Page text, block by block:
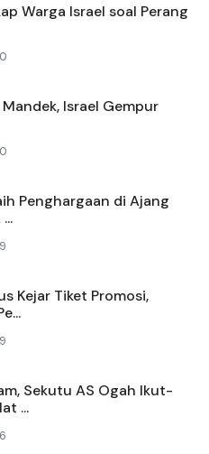
Warga Israel soal Perang
Israel Gempur
Penghargaan di Ajang
Kejar Tiket Promosi,
Sekutu AS Ogah Ikut-
...